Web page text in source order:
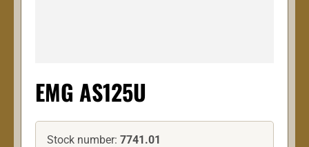
EMG AS125U
Stock number: 7741.01